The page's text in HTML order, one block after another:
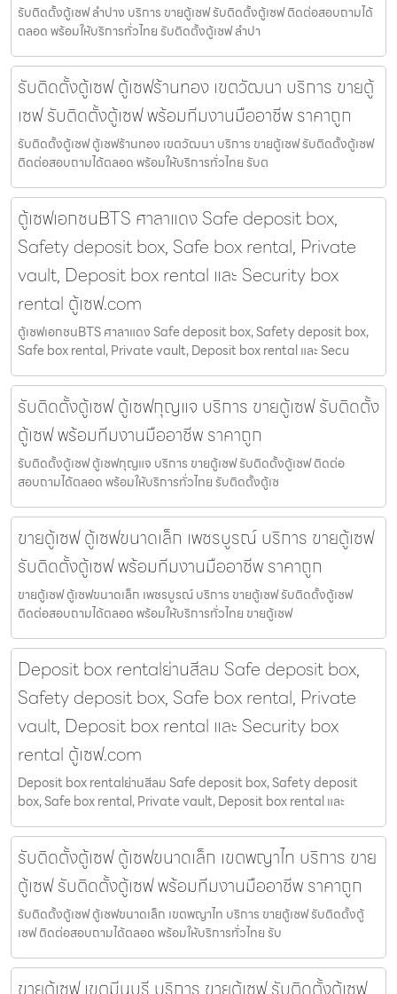
รับติดตั้งตู้เซฟ ลำปาง บริการ ขายตู้เซฟ รับติดตั้งตู้เซฟ ติดต่อสอบถามได้
ตลอด พร้อมให้บริการทั่วไทย รับติดตั้งตู้เซฟ ลำปา
รับติดตั้งตู้เซฟ ตู้เซฟร้านทอง เขตวัฒนา บริการ ขายตู้
เซฟ รับติดตั้งตู้เซฟ พร้อมทีมงานมืออาชีพ ราคาถูก
รับติดตั้งตู้เซฟ ตู้เซฟร้านทอง เขตวัฒนา บริการ ขายตู้เซฟ รับติดตั้งตู้เซฟ
ติดต่อสอบถามได้ตลอด พร้อมให้บริการทั่วไทย รับต
ตู้เซฟเอกชนBTS ศาลาแดง Safe deposit box,
Safety deposit box, Safe box rental, Private
vault, Deposit box rental และ Security box
rental ตู้เซฟ.com
ตู้เซฟเอกชนBTS ศาลาแดง Safe deposit box, Safety deposit box,
Safe box rental, Private vault, Deposit box rental และ Secu
รับติดตั้งตู้เซฟ ตู้เซฟกุญแจ บริการ ขายตู้เซฟ รับติดตั้ง
ตู้เซฟ พร้อมทีมงานมืออาชีพ ราคาถูก
รับติดตั้งตู้เซฟ ตู้เซฟกุญแจ บริการ ขายตู้เซฟ รับติดตั้งตู้เซฟ ติดต่อ
สอบถามได้ตลอด พร้อมให้บริการทั่วไทย รับติดตั้งตู้เซ
ขายตู้เซฟ ตู้เซฟขนาดเล็ก เพชรบูรณ์ บริการ ขายตู้เซฟ
รับติดตั้งตู้เซฟ พร้อมทีมงานมืออาชีพ ราคาถูก
ขายตู้เซฟ ตู้เซฟขนาดเล็ก เพชรบูรณ์ บริการ ขายตู้เซฟ รับติดตั้งตู้เซฟ
ติดต่อสอบถามได้ตลอด พร้อมให้บริการทั่วไทย ขายตู้เซฟ
Deposit box rentalย่านสีลม Safe deposit box,
Safety deposit box, Safe box rental, Private
vault, Deposit box rental และ Security box
rental ตู้เซฟ.com
Deposit box rentalย่านสีลม Safe deposit box, Safety deposit
box, Safe box rental, Private vault, Deposit box rental และ
รับติดตั้งตู้เซฟ ตู้เซฟขนาดเล็ก เขตพญาไท บริการ ขาย
ตู้เซฟ รับติดตั้งตู้เซฟ พร้อมทีมงานมืออาชีพ ราคาถูก
รับติดตั้งตู้เซฟ ตู้เซฟขนาดเล็ก เขตพญาไท บริการ ขายตู้เซฟ รับติดตั้งตู้
เซฟ ติดต่อสอบถามได้ตลอด พร้อมให้บริการทั่วไทย รับ